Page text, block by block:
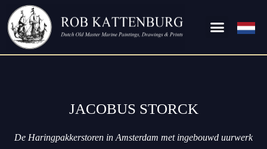
JACOBUS STORCK
De Haringpakkerstoren in Amsterdam met ingebouwd uurwerk